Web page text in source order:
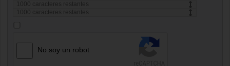
caracteres restantes
caracteres restantes
No soy un robot